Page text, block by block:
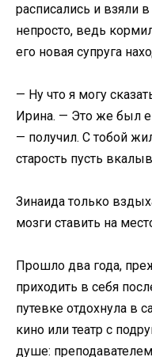
расписались и взяли
непросто, ведь
его новая супруга
— Ну что я могу
Ирина. — Это же был
— получил. С тобой
старость пусть
Зинаида только
мозги ставить на
Прошло два года,
приходить в себя
путевке отдохнула в
кино или театр с
душе: